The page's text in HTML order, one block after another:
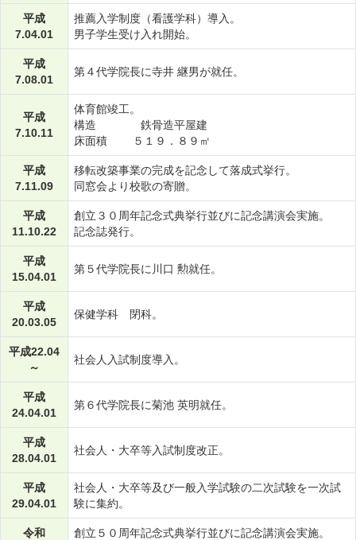
平成
7.04.01
推薦入学制度（看護学科）導入。
男子学生受け入れ開始。
平成
7.08.01
第４代学院長に寺井 継男が就任。
平成
7.10.11
体育館竣工。
構造 鉄骨造平屋建
床面積 ５１９．８９㎡
平成
7.11.09
移転改築事業の完成を記念して落成式挙行。
同窓会より校歌の寄贈。
平成
11.10.22
創立３０周年記念式典挙行並びに記念講演会実施。
記念誌発行。
平成
15.04.01
第５代学院長に川口 勲就任。
平成
20.03.05
保健学科 閉科。
平成22.04
～
社会人入試制度導入。
平成
24.04.01
第６代学院長に菊池 英明就任。
平成
28.04.01
社会人・大卒等入試制度改正。
平成
29.04.01
社会人・大卒等及び一般入学試験の二次試験を一次試
験に集約。
令和
創立５０周年記念式典挙行並びに記念講演会実施。